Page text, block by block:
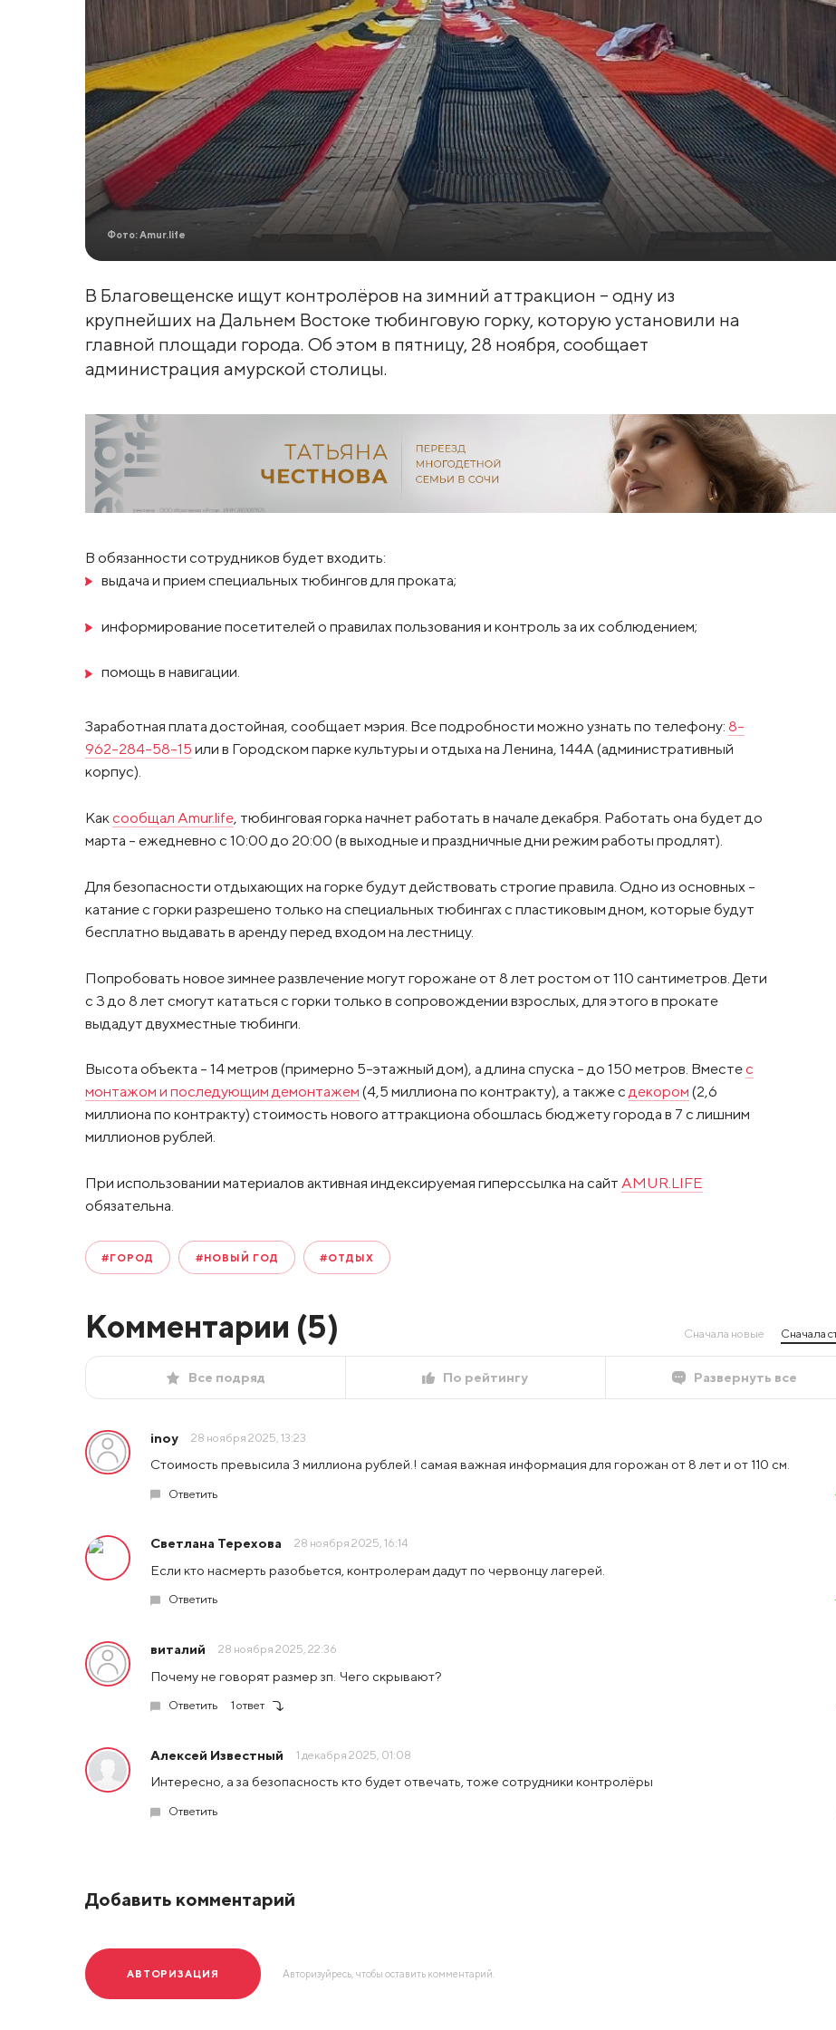
Фото: Amur.life
В Благовещенске ищут контролёров на зимний аттракцион – одну из
крупнейших на Дальнем Востоке тюбинговую горку, которую установили на
главной площади города. Об этом в пятницу, 28 ноября, сообщает
администрация амурской столицы.
В обязанности сотрудников будет входить:
выдача и прием специальных тюбингов для проката;
информирование посетителей о правилах пользования и контроль за их соблюдением;
помощь в навигации.
Заработная плата достойная, сообщает мэрия. Все подробности можно узнать по телефону: 8-
962-284-58-15 или в Городском парке культуры и отдыха на Ленина, 144А (административный
корпус).
Каксообщал Amur.life, тюбинговая горка начнет работать в начале декабря. Работать она будет до
марта – ежедневно с 10:00 до 20:00 (в выходные и праздничные дни режим работы продлят).
Для безопасности отдыхающих на горке будут действовать строгие правила. Одно из основных –
катание с горки разрешено только на специальных тюбингах с пластиковым дном, которые будут
бесплатно выдавать в аренду перед входом на лестницу.
Попробовать новое зимнее развлечение могут горожане от 8 лет ростом от 110 сантиметров. Дети
с 3 до 8 лет смогут кататься с горки только в сопровождении взрослых, для этого в прокате
выдадут двухместные тюбинги.
Высота объекта – 14 метров (примерно 5-этажный дом), а длина спуска – до 150 метров. Вместес
монтажом и последующим демонтажем (4,5 миллиона по контракту), а также сдекором (2,6
миллиона по контракту) стоимость нового аттракциона обошлась бюджету города в 7 с лишним
миллионов рублей.
При использовании материалов активная индексируемая гиперссылка на сайт AMUR.LIFE
обязательна.
#ГОРОД #НОВЫЙ ГОД #ОТДЫХ
Комментарии (5) Сначала новые Сначала
Все подряд По рейтингу Развернуть все
inoy 28 ноября 2025, 13:23
Стоимость превысила 3 миллиона рублей.! самая важная информация для горожан от 8 лет и от 110 см.
Ответить
Светлана Терехова 28 ноября 2025, 16:14
Если кто насмерть разобьется, контролерам дадут по червонцу лагерей.
Ответить
виталий 28 ноября 2025, 22:36
Почему не говорят размер зп. Чего скрывают?
Ответить 1 ответ
Алексей Известный 1 декабря 2025, 01:08
Интересно, а за безопасность кто будет отвечать, тоже сотрудники контролёры
Ответить
Добавить комментарий
АВТОРИЗАЦИЯ Авторизуйресь, чтобы оставить комментарий.